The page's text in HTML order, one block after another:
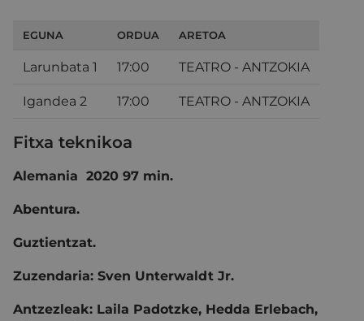
EGUNA ORDUA ARETOA
Larunbata 1 17:00 TEATRO - ANTZOKIA
Igandea 2 17:00 TEATRO - ANTZOKIA
Fitxa teknikoa
Alemania 2020 97 min.
Abentura.
Guztientzat.
Zuzendaria: Sven Unterwaldt Jr.
Antzezleak: Laila Padotzke, Hedda Erlebach,